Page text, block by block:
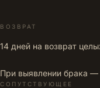
ВОЗВРАТ
14 дней на возврат
При выявлении брака —
СОПУТСТВУЮЩЕЕ